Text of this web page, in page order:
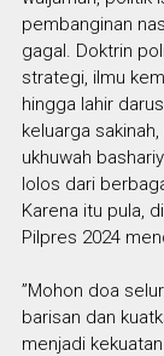
pembanginan
gagal. Doktrin
strategi, ilmu
hingga lahir
keluarga
ukhuwah
lolos dari
Karena itu pula,
Pilpres 2024
”Mohon doa
barisan dan
menjadi